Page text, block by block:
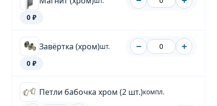
0 ₽
Завёртка (хром)шт. − +
0 ₽
Петли бабочка хром (2 шт.)компл.